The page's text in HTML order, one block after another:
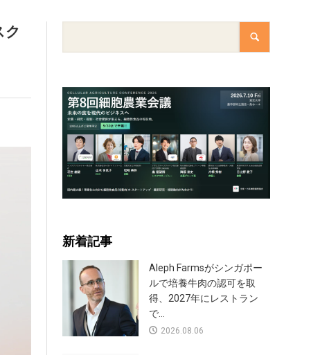
ク
新着記事
Aleph Farmsがシンガポー
ルで培養牛肉の認可を取
得、2027年にレストラン
で...
2026.08.06